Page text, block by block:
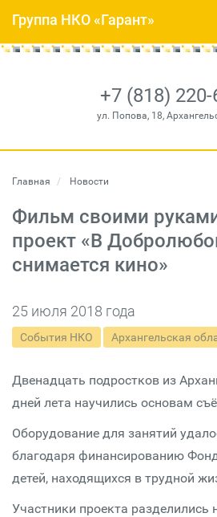
+7 (818) 220-
ул. Попова, 18,
Группа НКО «Гарант»
Главная Новости
Фильм своими
проект «В
снимается кино»
25 июля 2018 года
События НКО Архангельская
Двенадцать подростков из
дней лета научились основам
Оборудование для занятий
благодаря финансированию
детей, находящихся в трудной
Участники проекта разделились